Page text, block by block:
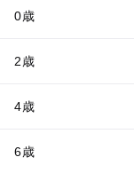
0歳
2歳
4歳
6歳